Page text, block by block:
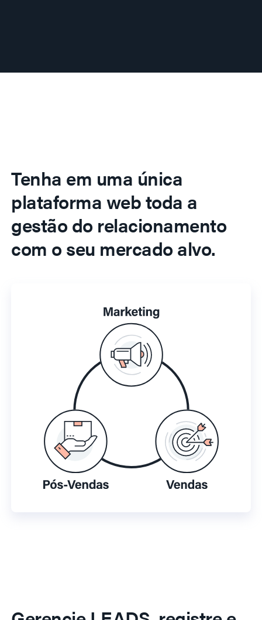
Tenha em uma única
plataforma web toda a
gestão do relacionamento
com o seu mercado alvo.